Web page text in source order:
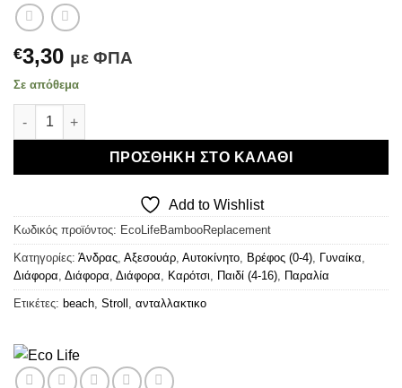
€3,30 με ΦΠΑ
Σε απόθεμα
Eco Life - Ανταλλακτικό Πώμα Bamboo ποσότητα
ΠΡΟΣΘΉΚΗ ΣΤΟ ΚΑΛΆΘΙ
Add to Wishlist
Κωδικός προϊόντος: EcoLifeBambooReplacement
Κατηγορίες: Άνδρας, Αξεσουάρ, Αυτοκίνητο, Βρέφος (0-4), Γυναίκα,
Διάφορα, Διάφορα, Διάφορα, Καρότσι, Παιδί (4-16), Παραλία
Ετικέτες: beach, Stroll , ανταλλακτικο